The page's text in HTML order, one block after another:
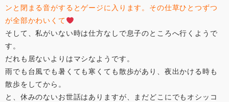
ンと閉まる音がするとゲージに入ります。その仕草ひとつずつ
が全部かわいくて
そして、私がいない時は仕方なしで息子のところへ行くようで
す。
だれも居ないよりはマシなようです。
雨でも台風でも暑くても寒くても散歩があり、夜出かける時も
散歩をしてから。
と、休みのないお世話はありますが、まだどこにでもオシッコ